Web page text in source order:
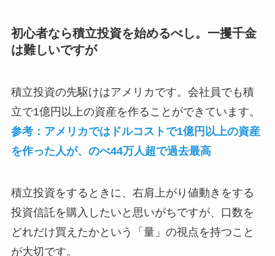
初心者なら積立投資を始めるべし。一攫千金
は難しいですが
積立投資の先駆けはアメリカです。会社員でも積
立で1億円以上の資産を作ることができています。
参考：アメリカではドルコストで1億円以上の資産
を作った人が、のべ44万人超で過去最高
積立投資をするときに、右肩上がり値動きをする
投資信託を購入したいと思いがちですが、口数を
どれだけ買えたかという「量」の視点を持つこと
が大切です。